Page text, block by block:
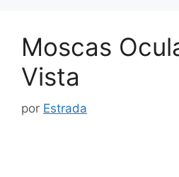
Moscas
Vista
por Estrada